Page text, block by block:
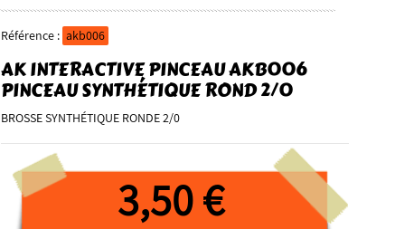
Référence : akb006
AK INTERACTIVE PINCEAU AKB006
PINCEAU SYNTHÉTIQUE ROND 2/0
BROSSE SYNTHÉTIQUE RONDE 2/0
3,50 €